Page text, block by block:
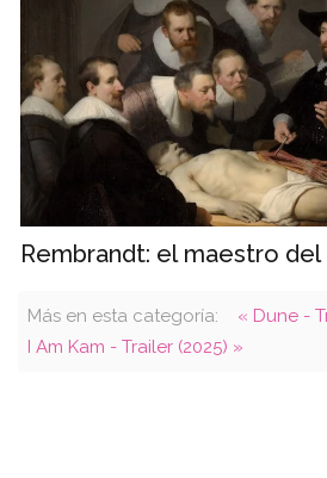
Rembrandt: el maestro
Más en esta categoría: « Dune -
I Am Kam - Trailer (2025) »